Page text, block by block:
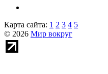
Карта сайта: 1 2 3 4 5
© 2026 Мир вокруг